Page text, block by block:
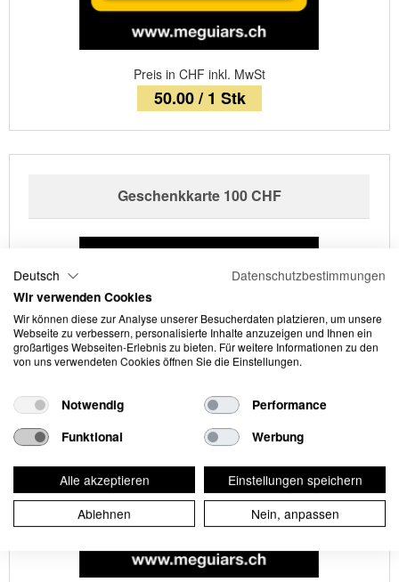
Preis in CHF inkl. MwSt
50.00 / 1 Stk
Geschenkkarte 100 CHF
Deutsch
Datenschutzbestimmungen
Wir verwenden Cookies
Wir können diese zur Analyse unserer Besucherdaten platzieren, um unsere
Webseite zu verbessern, personalisierte Inhalte anzuzeigen und Ihnen ein
großartiges Webseiten-Erlebnis zu bieten. Für weitere Informationen zu den
von uns verwendeten Cookies öffnen Sie die Einstellungen.
Notwendig
Performance
Funktional
Werbung
Alle akzeptieren
Einstellungen speichern
Ablehnen
Nein, anpassen